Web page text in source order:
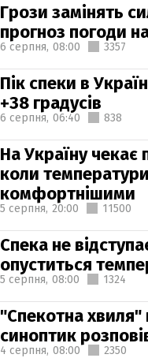
Грози замінять
прогноз погоди
6 серпня, 08:00 3357
Пік спеки в
+38 градусів
6 серпня, 06:40 838
На Україну чекає
коли
комфортнішими
5 серпня, 20:00 11500
Спека не
опуститься
5 серпня, 08:00 1324
"Спекотна хвиля"
синоптик
4 серпня, 08:00 2350